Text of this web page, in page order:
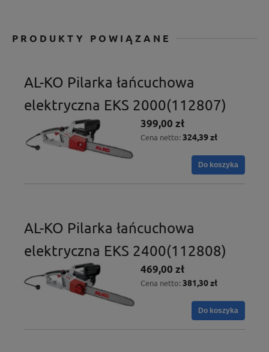
PRODUKTY POWIĄZANE
AL-KO Pilarka łańcuchowa
elektryczna EKS 2000(112807)
399,00 zł
Cena netto: 324,39 zł
Do koszyka
AL-KO Pilarka łańcuchowa
elektryczna EKS 2400(112808)
469,00 zł
Cena netto: 381,30 zł
Do koszyka